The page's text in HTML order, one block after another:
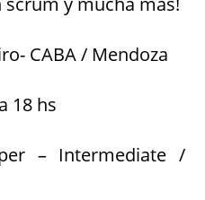
CABA / Mendoza
18 hs
– Intermediate /